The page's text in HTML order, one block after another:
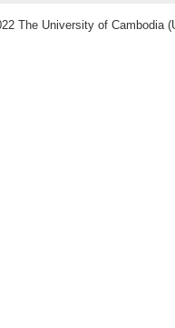
The University of Cambodia